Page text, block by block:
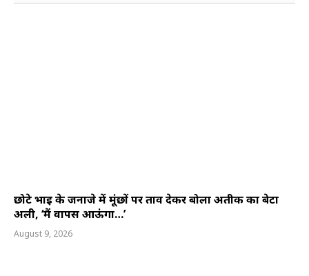
छोटे भाई के जनाजे में मूंछों पर ताव देकर बोला अतीक का बेटा
अली, ‘मैं वापस आऊंगा…’
August 9, 2026